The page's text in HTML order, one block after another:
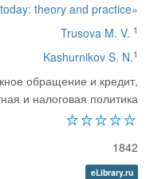
theory and practice»
Trusova M. V. 1
Kashurnikov S. N.1
обращение и кредит,
и налоговая политика
1842
eLibrary.ru